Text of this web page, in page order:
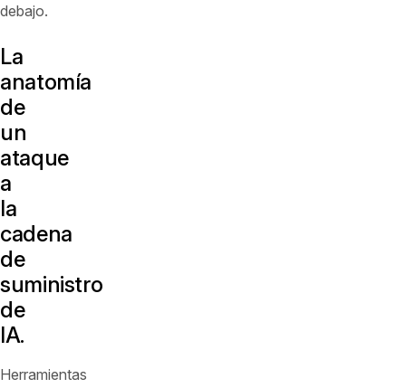
debajo.
La
anatomía
de
un
ataque
a
la
cadena
de
suministro
de
IA.
Herramientas